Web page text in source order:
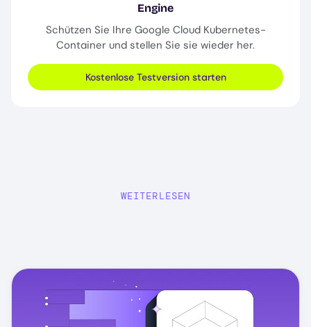
Engine
Schützen Sie Ihre Google Cloud Kubernetes-
Container und stellen Sie sie wieder her.
Kostenlose Testversion starten
WEITERLESEN